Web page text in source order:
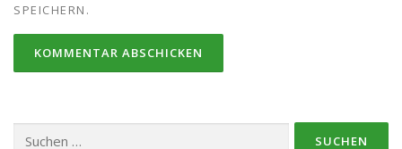
SPEICHERN.